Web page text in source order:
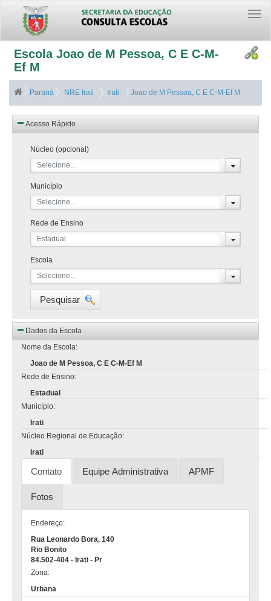
Escola Joao de M Pessoa, C E C-M-
Ef M
Paraná NRE Irati Irati Joao de M Pessoa, C E C-M-Ef M
Acesso Rápido
Núcleo (opcional)
Selecione...
Município
Selecione...
Rede de Ensino
Estadual
Escola
Selecione...
Pesquisar
Dados da Escola
Nome da Escola:
Joao de M Pessoa, C E C-M-Ef M
Rede de Ensino:
Estadual
Município:
Irati
Núcleo Regional de Educação:
Irati
Contato Equipe Administrativa APMF
Fotos
Endereço:
Rua Leonardo Bora, 140
Rio Bonito
84.502-404 - Irati - Pr
Zona:
Urbana